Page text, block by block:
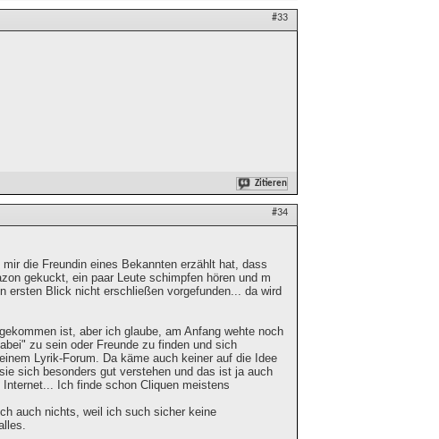
#33
Zitieren
#34
die Freundin eines Bekannten erzählt hat, dass
gekuckt, ein paar Leute schimpfen hören und m
ersten Blick nicht erschließen vorgefunden... da wird
ist, aber ich glaube, am Anfang wehte noch
zu sein oder Freunde zu finden und sich
Lyrik-Forum. Da käme auch keiner auf die Idee
sich besonders gut verstehen und das ist ja auch
Ich finde schon Cliquen meistens
auch nichts, weil ich such sicher keine